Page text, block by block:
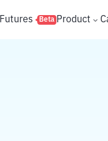
Futures Beta Product